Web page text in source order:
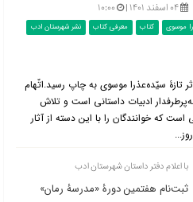
۰۴ اسفند ۱۴۰۱ | ۱۰:۰۰
موسوی کتاب معرفی کتاب
نشر شهرستان ادب
سیّده‌عذرا موسوی به چاپ رسید.اتّهام
ادبیات داستانی است و تلاش
که خوانندگان را با این دسته از آثار
با اعلام دفتر داستان شهرستان ادب
ثبت‌نام هفتمین دورۀ «مدرسۀ رمان»